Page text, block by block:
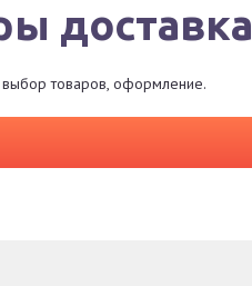
доставка
выбор товаров, оформление.